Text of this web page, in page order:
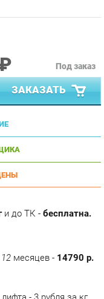
ЗАКАЗАТЬ
до ТК -бесплатна.